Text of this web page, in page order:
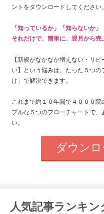
ントをダウンロードしてください。
「知っているか」「知らないか」
それだけで、簡単に、翌月から売
【新規がなかなか増えない・ リピ
い】
という悩みは、たった ５つ
け」で解決できます。
これまで約１０年間で４０００
プルな５つのフローチャートで
い。
ダウンロ
人気記事ランキン